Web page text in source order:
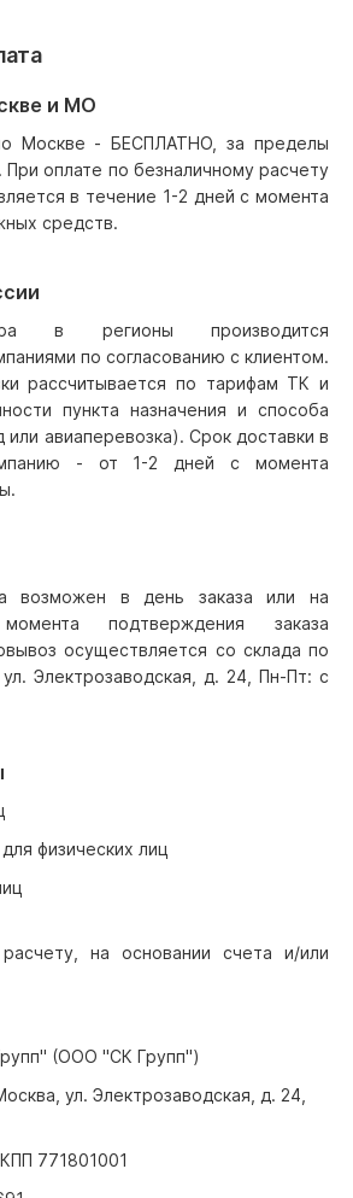
и МО
Москве - БЕСПЛАТНО, за пределы
оплате по безналичному расчету
в течение 1-2 дней с момента
средств.
в регионы производится
по согласованию с клиентом.
рассчитывается по тарифам ТК и
пункта назначения и способа
или авиаперевозка). Срок доставки в
- от 1-2 дней с момента
возможен в день заказа или на
подтверждения заказа
осуществляется со склада по
Электрозаводская, д. 24, Пн-Пт: с
на основании счета и/или
(ООО "СК Групп")
ул. Электрозаводская, д. 24,
771801001